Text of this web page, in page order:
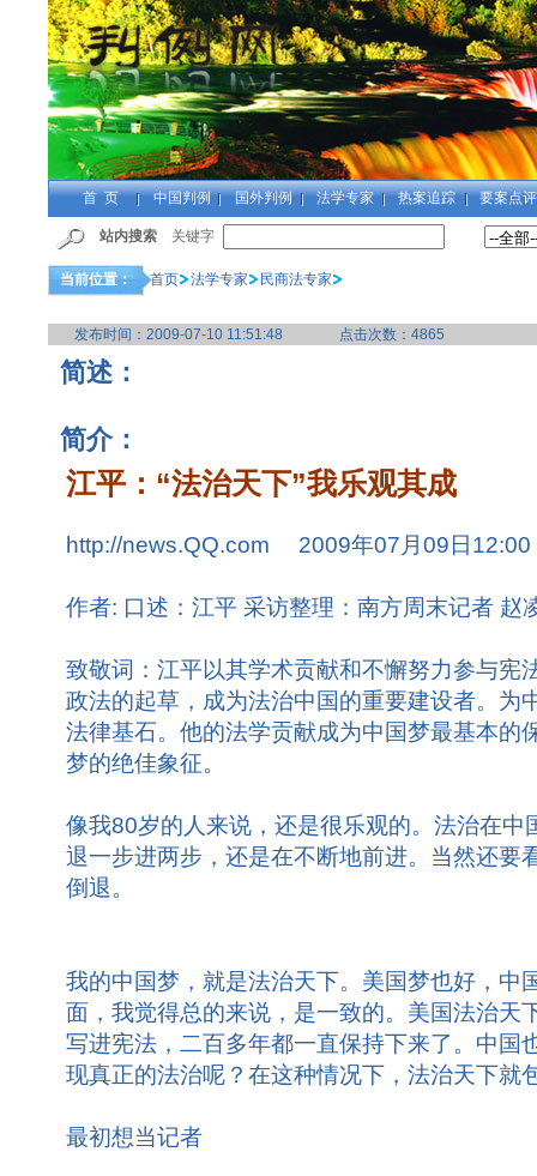
首 页 中国判例 国外判例 法学专家 热案追踪 要案点评
站内搜索 关键字
当前位置： 首页 法学专家 民商法专家
发布时间： 2009-07-10 11:51:48 点击次数： 4865
简述：
简介：
江平：“法治天下”我乐观其成
http://news.QQ.com 2009年07月09日12:00
作者: 口述：江平 采访整理：南方周末记者 赵
致敬词：江平以其学术贡献和不懈努力参与宪
政法的起草，成为法治中国的重要建设者。为
法律基石。他的法学贡献成为中国梦最基本的
梦的绝佳象征。
像我80岁的人来说，还是很乐观的。法治在中
退一步进两步，还是在不断地前进。当然还要
倒退。
我的中国梦，就是法治天下。美国梦也好，中
面，我觉得总的来说，是一致的。美国法治天
写进宪法，二百多年都一直保持下来了。中国
现真正的法治呢？在这种情况下，法治天下就
最初想当记者